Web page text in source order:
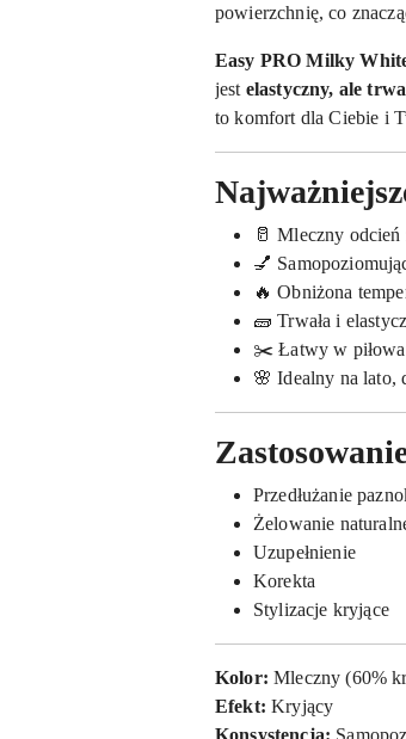
powierzchnię, co
Easy PRO Milky
jest elastyczny, ale
to komfort dla Ciebie i
🥛 Mleczny
💅
🔥 Obniżona
🧱 Trwała i
✂️ Łatwy w
🌸 Idealny na lato,
Przedłużanie
Żelowanie
Uzupełnienie
Korekta
Stylizacje kryjące
Kolor: Mleczny (60%
Efekt: Kryjący
Konsystencja: